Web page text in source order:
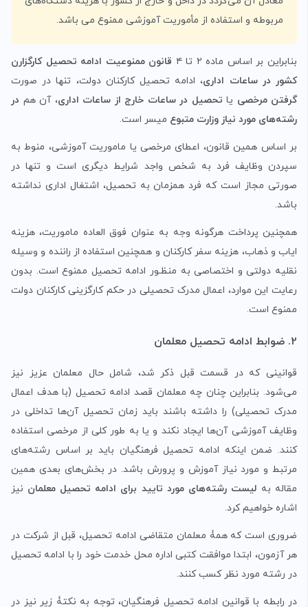
مربوطه و استفاده از مأموریت آموزشی ممنوع می باشد.
بنابراین بر اساس ماده ۲ تا ۴
قانون ممنوعیت ادامه تحصیل کارگزارن
کشور در ساعات اداری، ادامه تحصیل کارکنان دولت، تنها در صورت
گرفتن مرخصی یا تحصیل در ساعات خارج از ساعات اداری، آن هم در
رشته‌های مورد نیاز وزارت متبوع میسر است.
بر اساس همین قانون، اعطای مرخصی یا ماموریت آموزشی، منوط به
سپردن وظایف فرد به شخص واجد شرایط دیگری است و تنها در
صورتی مجاز است که فرد همزمان به تحصیل، اشتغال اداری نداشته
باشد.
همچنین پرداخت هرگونه وجه به عنوان فوق العاده ماموریت، هزینه
ایاب و ذهاب، هزینه سفر کارکنان و همچنین استفاده از راننده و وسیله
نقلیه دولتی و اختصاصی به منظـور ادامه تحصیل ممنوع است. بدون
رعایت این موارد، اعمال مدرک تحصیلی در حکم کارگزینی کارکنان دولت
ممنوع است.
۲. ضوابط ادامه تحصیل معلمان
قوانینی که در قسمت قبل ذکر شد، شامل حال معلمان عزیز نیز
می‌شود. بنابراین چنان چه معلمان قصد ادامه تحصیل (با هدف اعمال
مدرک تحصیلی) را داشته باشند باید زمان تحصیل آن‌ها تداخلی در
وظایف آموزشی آن‌ها ایجاد نکند و یا به طور کلی از مرخصی استفاده
کنند. ضمن اینکه ادامه تحصیل فرهنگیان باید بر اساس رشته‌های
مرتبط و مورد نیاز آموزش و پرورش باشد. در بخش‌های بعدی همین
مقاله به لیست رشته‌های مورد تایید برای ادامه تحصیل معلمان نیز
اشاره خواهیم کرد.
ضروری است که همۀ معلمان متقاضی ادامه تحصیل، قبل از شرکت در
هر آزمون، ابتدا موافقت کتبی اداره محل خدمت خود را با ادامه تحصیل
در رشته مورد نظر کسب کنند.
در رابطه با قوانین ادامه تحصیل فرهنگیان، توجه به نکتۀ زیر نیز در